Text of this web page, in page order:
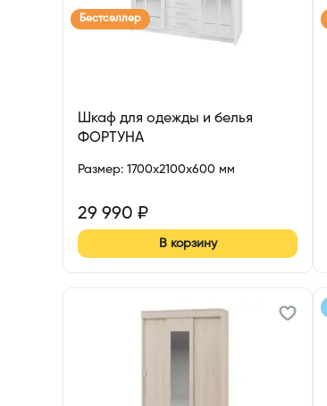
Бестселлер
Шкаф для одежды и белья
ФОРТУНА
Размер: 1700x2100x600 мм
29 990 ₽
В корзину